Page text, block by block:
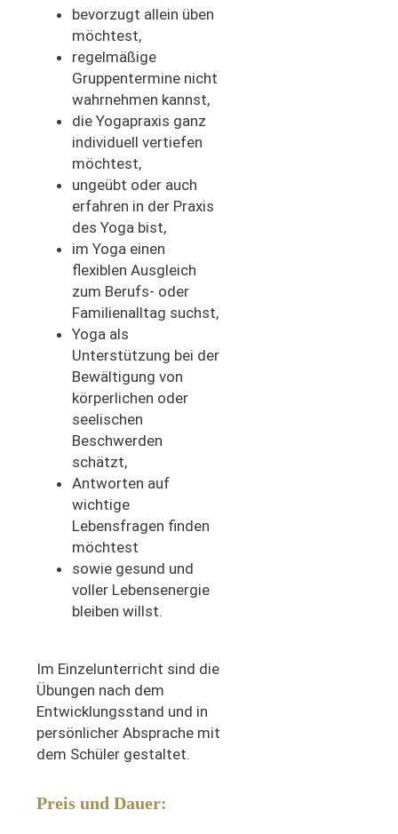
bevorzugt allein üben
möchtest,
regelmäßige
Gruppentermine nicht
wahrnehmen kannst,
die Yogapraxis ganz
individuell vertiefen
möchtest,
ungeübt oder auch
erfahren in der Praxis
des Yoga bist,
im Yoga einen
flexiblen Ausgleich
zum Berufs- oder
Familienalltag suchst,
Yoga als
Unterstützung bei der
Bewältigung von
körperlichen oder
seelischen
Beschwerden
schätzt,
Antworten auf
wichtige
Lebensfragen finden
möchtest
sowie gesund und
voller Lebensenergie
bleiben willst.
Im Einzelunterricht sind die
Übungen nach dem
Entwicklungsstand und in
persönlicher Absprache mit
dem Schüler gestaltet.
Preis und Dauer: